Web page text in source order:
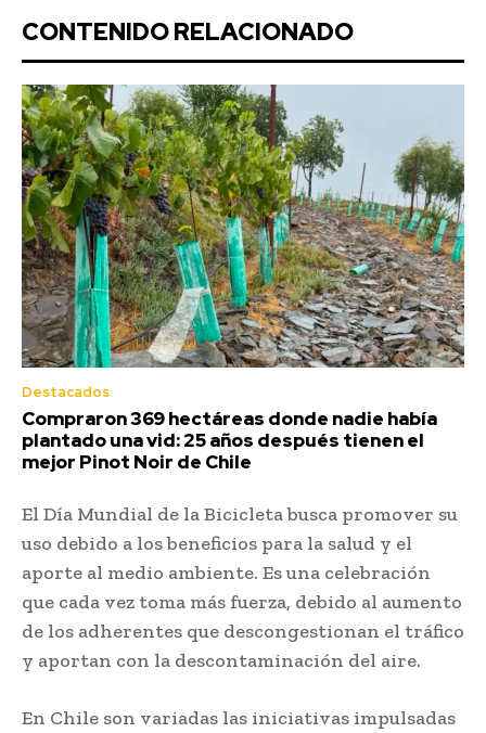
CONTENIDO RELACIONADO
Destacados
Compraron 369 hectáreas donde nadie había
plantado una vid: 25 años después tienen el
mejor Pinot Noir de Chile
El Día Mundial de la Bicicleta busca promover su
uso debido a los beneficios para la salud y el
aporte al medio ambiente. Es una celebración
que cada vez toma más fuerza, debido al aumento
de los adherentes que descongestionan el tráfico
y aportan con la descontaminación del aire.
En Chile son variadas las iniciativas impulsadas